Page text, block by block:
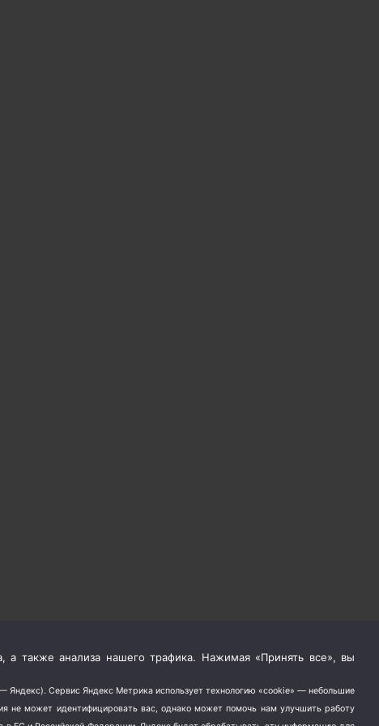
также анализа нашего трафика. Нажимая «Принять все», вы
Яндекс). Сервис Яндекс Метрика использует технологию «cookie» — небольшие
не может идентифицировать вас, однако может помочь нам улучшить работу